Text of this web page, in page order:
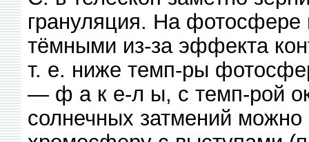
грануляция. На
тёмными из-за эффекта
т. е. ниже темп-ры
— ф а к е-л ы, с темп-рой
солнечных затмений